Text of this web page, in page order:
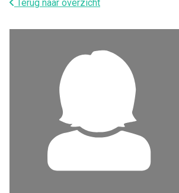
Terug naar overzicht